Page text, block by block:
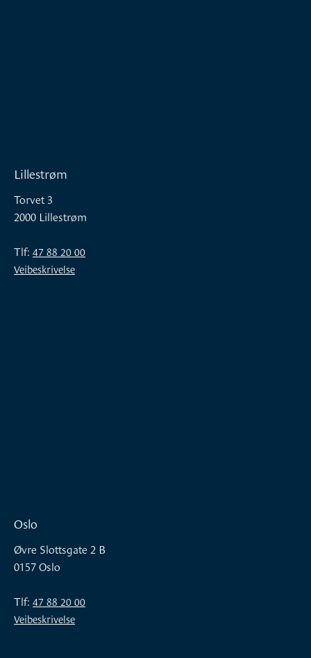
Lillestrøm
Torvet 3
2000 Lillestrøm
Tlf:47 88 20 00
Veibeskrivelse
Oslo
Øvre Slottsgate 2 B
0157 Oslo
Tlf:47 88 20 00
Veibeskrivelse